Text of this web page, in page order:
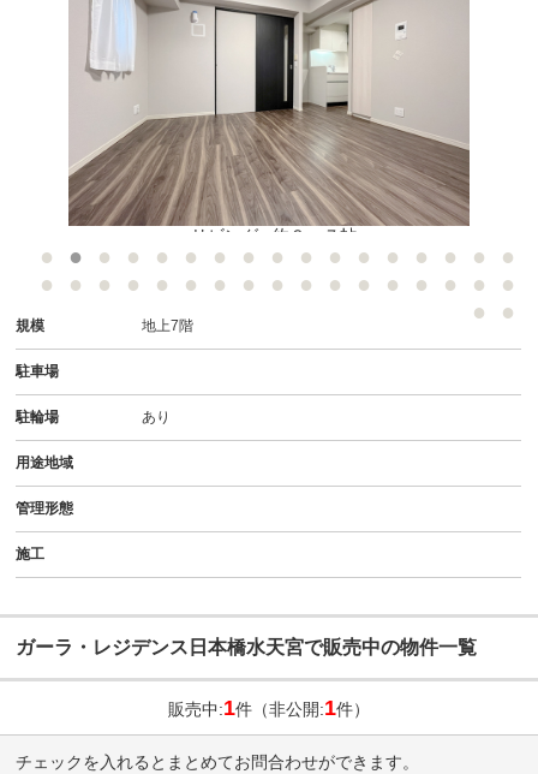
●リビング● 約９．７帖
規模 地上7階
駐車場
駐輪場 あり
用途地域
管理形態
施工
ガーラ・レジデンス日本橋水天宮で販売中の物件一覧
販売中:1件（非公開:1件）
チェックを入れるとまとめてお問合わせができます。